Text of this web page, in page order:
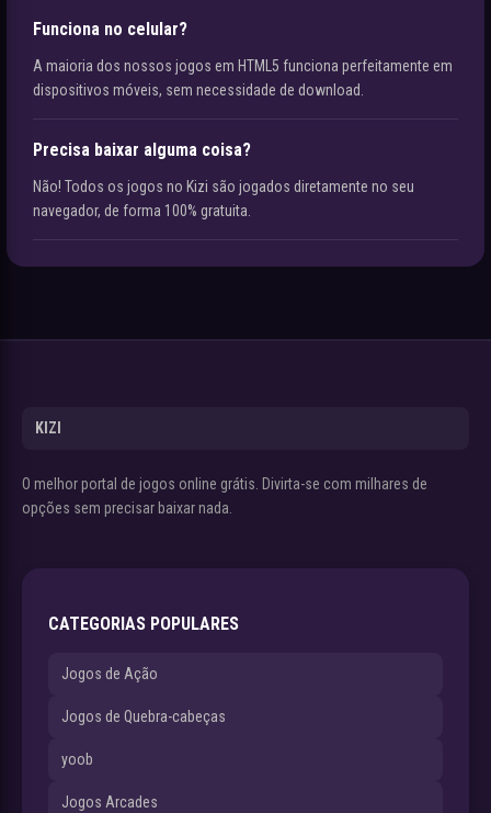
Funciona no celular?
A maioria dos nossos jogos em HTML5 funciona perfeitamente em
dispositivos móveis, sem necessidade de download.
Precisa baixar alguma coisa?
Não! Todos os jogos no Kizi são jogados diretamente no seu
navegador, de forma 100% gratuita.
KIZI
O melhor portal de jogos online grátis. Divirta-se com milhares de
opções sem precisar baixar nada.
CATEGORIAS POPULARES
Jogos de Ação
Jogos de Quebra-cabeças
yoob
Jogos Arcades